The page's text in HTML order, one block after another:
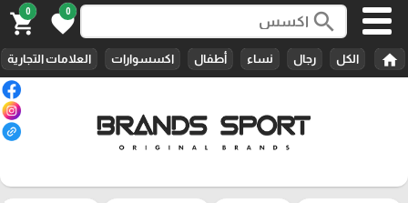
search
0
favorite
0
shopping_cart
home الكل رجال نساء أطفال اكسسوارات العلامات التجارية